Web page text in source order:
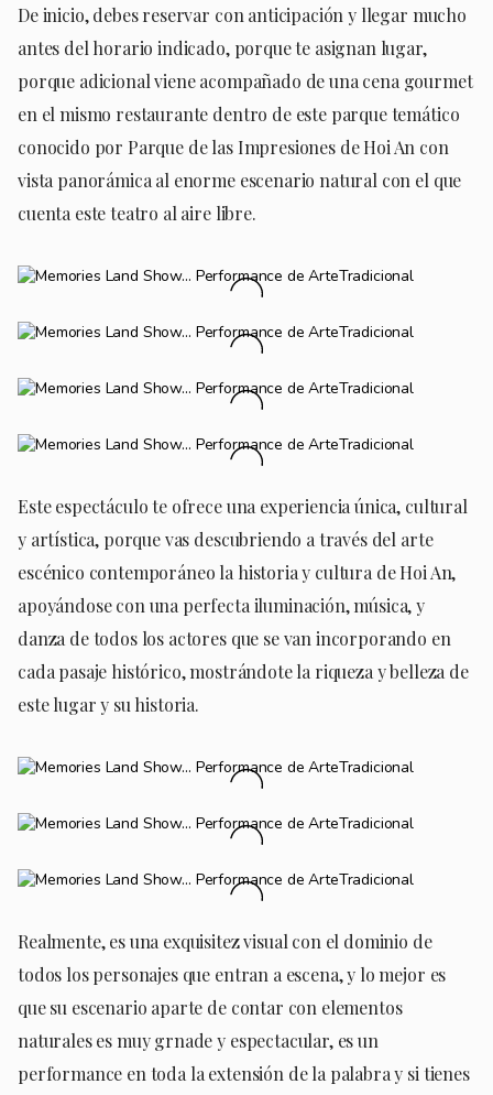
De inicio, debes reservar con anticipación y llegar mucho
antes del horario indicado, porque te asignan lugar,
porque adicional viene acompañado de una cena gourmet
en el mismo restaurante dentro de este parque temático
conocido por Parque de las Impresiones de Hoi An con
vista panorámica al enorme escenario natural con el que
cuenta este teatro al aire libre.
Este espectáculo te ofrece una experiencia única, cultural
y artística, porque vas descubriendo a través del arte
escénico contemporáneo la historia y cultura de Hoi An,
apoyándose con una perfecta iluminación, música, y
danza de todos los actores que se van incorporando en
cada pasaje histórico, mostrándote la riqueza y belleza de
este lugar y su historia.
Realmente, es una exquisitez visual con el dominio de
todos los personajes que entran a escena, y lo mejor es
que su escenario aparte de contar con elementos
naturales es muy grnade y espectacular, es un
performance en toda la extensión de la palabra y si tienes